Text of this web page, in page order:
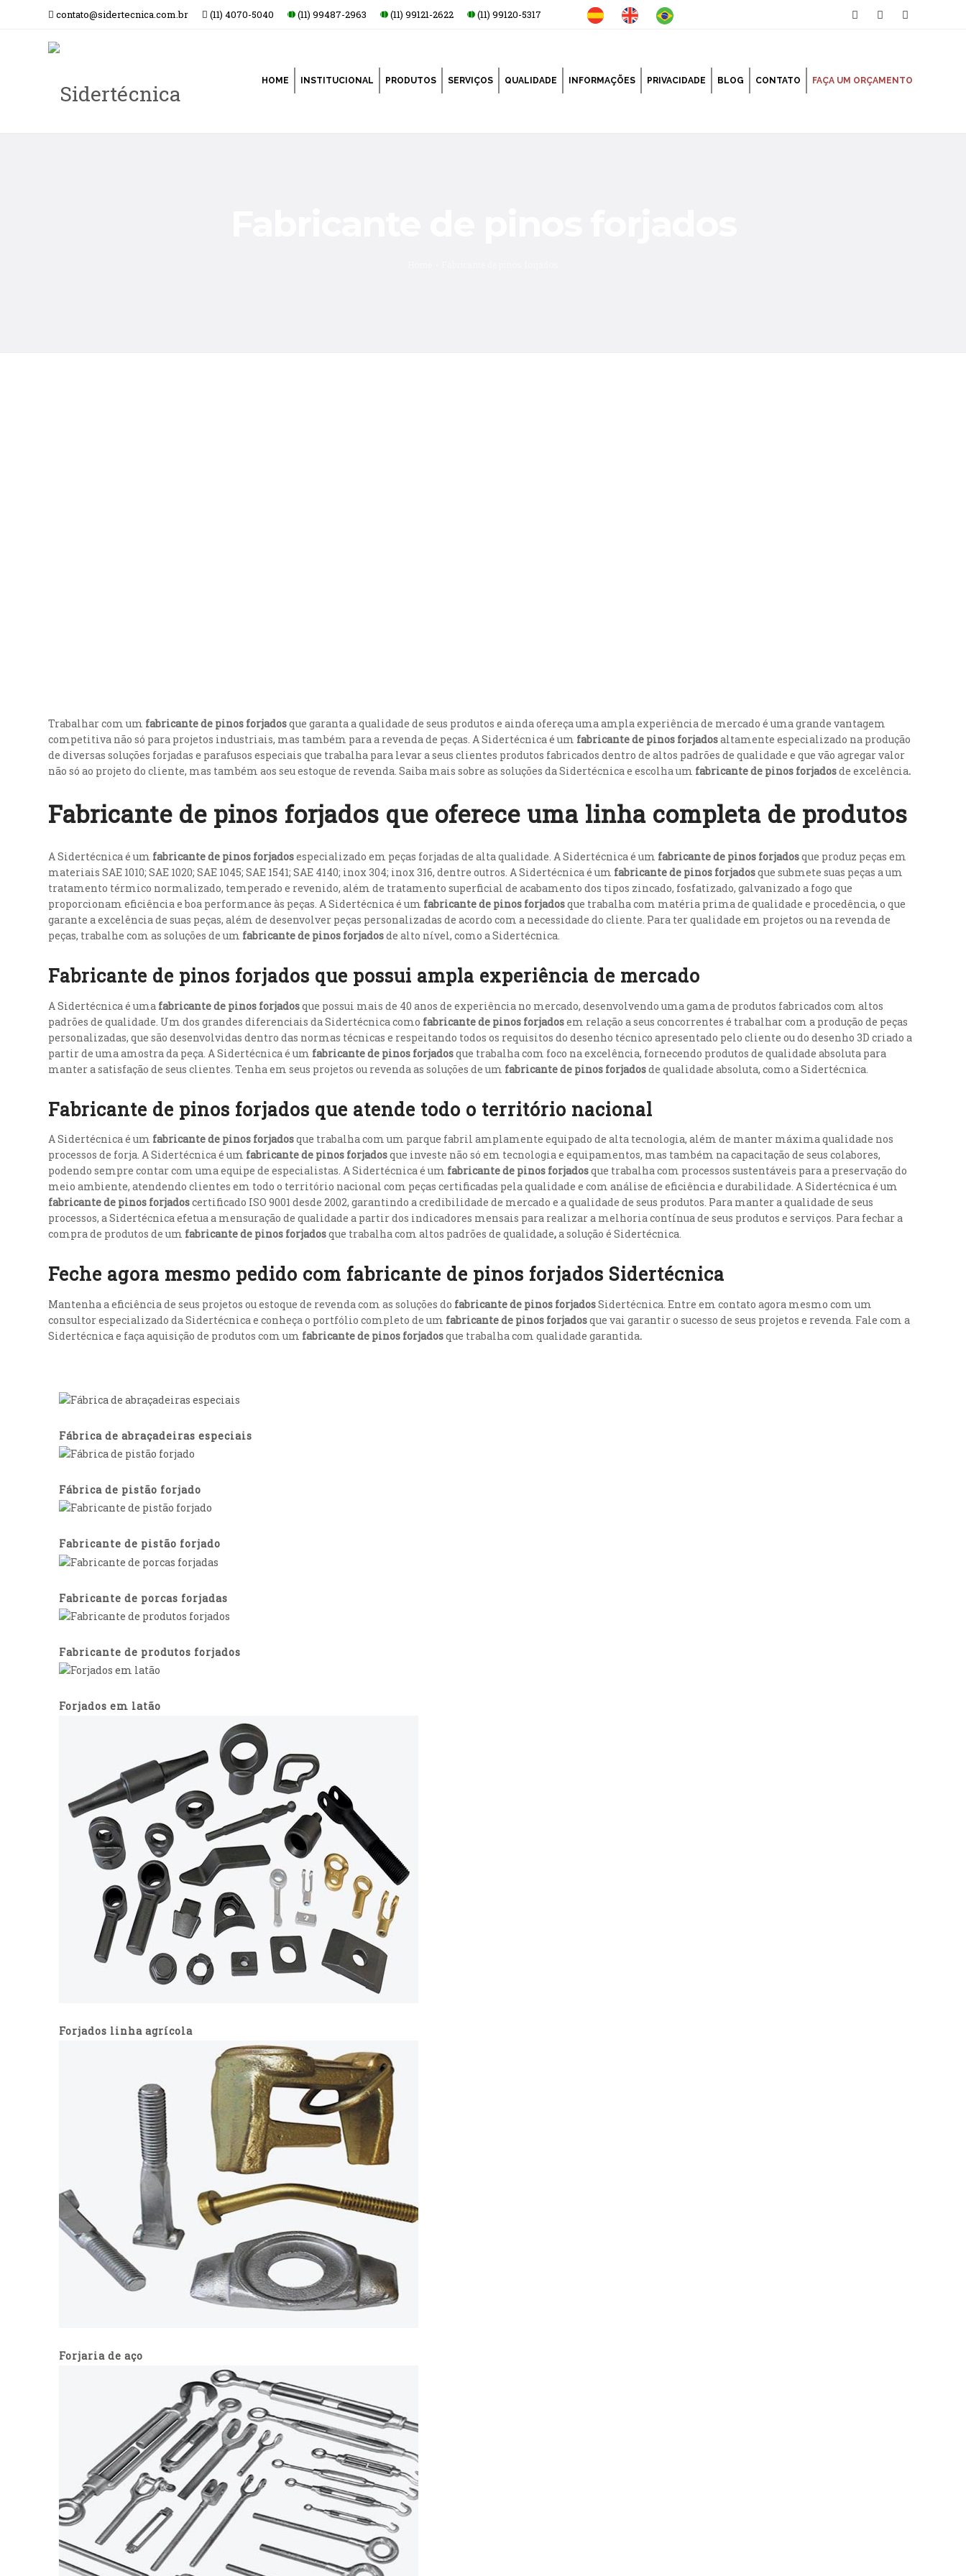
contato@sidertecnica.com.br (11) 4070-5040 (11) 99487-2963 (11) 99121-2622 (11) 99120-5317
HOME INSTITUCIONAL PRODUTOS SERVIÇOS QUALIDADE INFORMAÇÕES PRIVACIDADE BLOG CONTATO FAÇA UM ORÇAMENTO
Trabalhar com um fabricante de pinos forjadosque garanta a qualidade de seus produtos e ainda ofereça uma ampla experiência de mercado é uma grande vantagem
competitiva não só para projetos industriais, mas também para a revenda de peças. A Sidertécnica é um fabricante de pinos forjadosaltamente especializado na produção
de diversas soluções forjadas e parafusos especiais que trabalha para levar a seus clientes produtos fabricados dentro de altos padrões de qualidade e que vão agregar valor
não só ao projeto do cliente, mas também aos seu estoque de revenda. Saiba mais sobre as soluções da Sidertécnica e escolha um fabricante de pinos forjadosde excelência.
Fabricante de pinos forjados que oferece uma linha completa de produtos
A Sidertécnica é um fabricante de pinos forjadosespecializado em peças forjadas de alta qualidade. A Sidertécnica é um fabricante de pinos forjadosque produz peças em
materiais SAE 1010; SAE 1020; SAE 1045; SAE 1541; SAE 4140; inox 304; inox 316, dentre outros. A Sidertécnica é um fabricante de pinos forjadosque submete suas peças a um
tratamento térmico normalizado, temperado e revenido, além de tratamento superficial de acabamento dos tipos zincado, fosfatizado, galvanizado a fogo que
proporcionam eficiência e boa performance às peças. A Sidertécnica é um fabricante de pinos forjadosque trabalha com matéria prima de qualidade e procedência, o que
garante a excelência de suas peças, além de desenvolver peças personalizadas de acordo com a necessidade do cliente. Para ter qualidade em projetos ou na revenda de
peças, trabalhe com as soluções de um fabricante de pinos forjadosde alto nível, como a Sidertécnica.
Fabricante de pinos forjados que possui ampla experiência de mercado
A Sidertécnica é uma fabricante de pinos forjadosque possui mais de 40 anos de experiência no mercado, desenvolvendo uma gama de produtos fabricados com altos
padrões de qualidade. Um dos grandes diferenciais da Sidertécnica como fabricante de pinos forjadosem relação a seus concorrentes é trabalhar com a produção de peças
personalizadas, que são desenvolvidas dentro das normas técnicas e respeitando todos os requisitos do desenho técnico apresentado pelo cliente ou do desenho 3D criado a
partir de uma amostra da peça. A Sidertécnica é um fabricante de pinos forjadosque trabalha com foco na excelência, fornecendo produtos de qualidade absoluta para
manter a satisfação de seus clientes. Tenha em seus projetos ou revenda as soluções de um fabricante de pinos forjadosde qualidade absoluta, como a Sidertécnica.
Fabricante de pinos forjados que atende todo o território nacional
A Sidertécnica é um fabricante de pinos forjadosque trabalha com um parque fabril amplamente equipado de alta tecnologia, além de manter máxima qualidade nos
processos de forja. A Sidertécnica é um fabricante de pinos forjadosque investe não só em tecnologia e equipamentos, mas também na capacitação de seus colabores,
podendo sempre contar com uma equipe de especialistas. A Sidertécnica é um fabricante de pinos forjadosque trabalha com processos sustentáveis para a preservação do
meio ambiente, atendendo clientes em todo o território nacional com peças certificadas pela qualidade e com análise de eficiência e durabilidade. A Sidertécnica é um
fabricante de pinos forjadoscertificado ISO 9001 desde 2002, garantindo a credibilidade de mercado e a qualidade de seus produtos. Para manter a qualidade de seus
processos, a Sidertécnica efetua a mensuração de qualidade a partir dos indicadores mensais para realizar a melhoria contínua de seus produtos e serviços. Para fechar a
compra de produtos de um fabricante de pinos forjadosque trabalha com altos padrões de qualidade,a solução é Sidertécnica.
Feche agora mesmo pedido com fabricante de pinos forjados Sidertécnica
Mantenha a eficiência de seus projetos ou estoque de revenda com as soluções do fabricante de pinos forjadosSidertécnica. Entre em contato agora mesmo com um
consultor especializado da Sidertécnica e conheça o portfólio completo de um fabricante de pinos forjadosque vai garantir o sucesso de seus projetos e revenda. Fale com a
Sidertécnica e faça aquisição de produtos com um fabricante de pinos forjadosque trabalha com qualidade garantida.
Fábrica de abraçadeiras especiais
Fábrica de pistão forjado
Fabricante de pistão forjado
Fabricante de porcas forjadas
Fabricante de produtos forjados
Forjados em latão
Forjados linha agrícola
Forjaria de aço